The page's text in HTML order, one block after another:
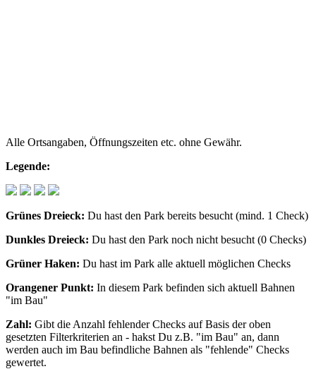
Alle Ortsangaben, Öffnungszeiten etc. ohne Gewähr.
Legende:
Grünes Dreieck: Du hast den Park bereits besucht (mind. 1 Check)
Dunkles Dreieck: Du hast den Park noch nicht besucht (0 Checks)
Grüner Haken: Du hast im Park alle aktuell möglichen Checks
Orangener Punkt: In diesem Park befinden sich aktuell Bahnen
"im Bau"
Zahl: Gibt die Anzahl fehlender Checks auf Basis der oben
gesetzten Filterkriterien an - hakst Du z.B. "im Bau" an, dann
werden auch im Bau befindliche Bahnen als "fehlende" Checks
gewertet.